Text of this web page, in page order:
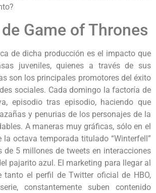
Game of Thrones
de dicha producción es el impacto que
juveniles, quienes a través de sus
son los principales promotores del éxito
sociales. Cada domingo la factoría de
episodio tras episodio, haciendo que
y penurias de los personajes de la
A maneras muy gráficas, sólo en el
la octava temporada titulado “Winterfell”
de 5 millones de tweets en interacciones
pajarito azul. El marketing para llegar al
tanto el perfil de Twitter oficial de HBO,
constantemente suben contenido